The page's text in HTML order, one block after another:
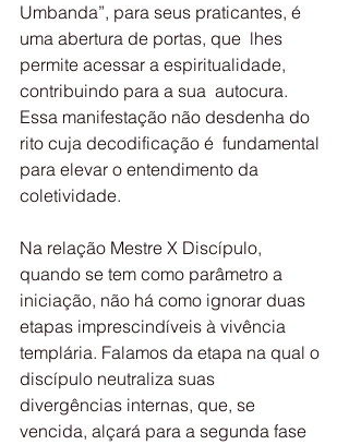
Umbanda”, para seus praticantes, é
uma abertura de portas, que  lhes
permite acessar a espiritualidade,
contribuindo para a sua  autocura.
Essa manifestação não desdenha do
rito cuja decodificação é  fundamental
para elevar o entendimento da
coletividade.
Na relação Mestre X Discípulo,
quando se tem como parâmetro a
iniciação, não há como ignorar duas
etapas imprescindíveis à vivência
templária. Falamos da etapa na qual o
discípulo neutraliza suas
divergências internas, que, se
vencida, alçará para a segunda fase